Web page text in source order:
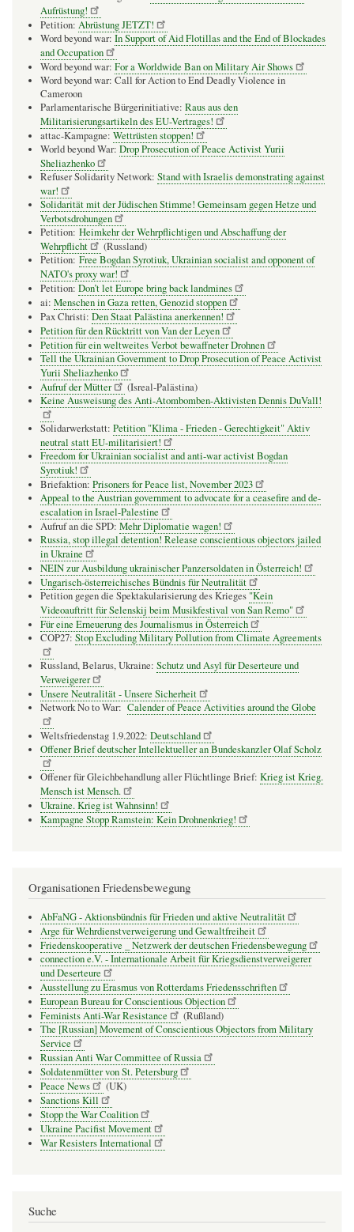
Aufrüstung!
Petition: Abrüstung JETZT!
Word beyond war: In Support of Aid Flotillas and the End of Blockades
and Occupation
Word beyond war: For a Worldwide Ban on Military Air Shows
Word beyond war: Call for Action to End Deadly Violence in
Cameroon
Parlamentarische Bürgerinitiative: Raus aus den
Militarisierungsartikeln des EU-Vertrages!
attac-Kampagne: Wettrüsten stoppen!
World beyond War: Drop Prosecution of Peace Activist Yurii
Sheliazhenko
Refuser Solidarity Network: Stand with Israelis demonstrating against
war!
Solidarität mit der Jüdischen Stimme! Gemeinsam gegen Hetze und
Verbotsdrohungen
Petition: Heimkehr der Wehrpflichtigen und Abschaffung der
Wehrpflicht
(Russland)
Petition: Free Bogdan Syrotiuk, Ukrainian socialist and opponent of
NATO's proxy war!
Petition: Don’t let Europe bring back landmines
ai: Menschen in Gaza retten, Genozid stoppen
Pax Christi: Den Staat Palästina anerkennen!
Petition für den Rücktritt von Van der Leyen
Petition für ein weltweites Verbot bewaffneter Drohnen
Tell the Ukrainian Government to Drop Prosecution of Peace Activist
Yurii Sheliazhenko
Aufruf der Mütter
(Isreal-Palästina)
Keine Ausweisung des Anti-Atombomben-Aktivisten Dennis DuVall!
Solidarwerkstatt: Petition "Klima - Frieden - Gerechtigkeit" Aktiv
neutral statt EU-militarisiert!
Freedom for Ukrainian socialist and anti-war activist Bogdan
Syrotiuk!
Briefaktion: Prisoners for Peace list, November 2023
Appeal to the Austrian government to advocate for a ceasefire and de-
escalation in Israel-Palestine
Aufruf an die SPD: Mehr Diplomatie wagen!
Russia, stop illegal detention! Release conscientious objectors jailed
in Ukraine
NEIN zur Ausbildung ukrainischer Panzersoldaten in Österreich!
Ungarisch-österreichisches Bündnis für Neutralität
Petition gegen die Spektakularisierung des Krieges "Kein
Videoauftritt für Selenskij beim Musikfestival von San Remo"
Für eine Erneuerung des Journalismus in Österreich
COP27: Stop Excluding Military Pollution from Climate Agreements
Russland, Belarus, Ukraine: Schutz und Asyl für Deserteure und
Verweigerer
Unsere Neutralität - Unsere Sicherheit
Network No to War: Calender of Peace Activities around the Globe
Weltsfriedenstag 1.9.2022: Deutschland
Offener Brief deutscher Intellektueller an Bundeskanzler Olaf Scholz
Offener für Gleichbehandlung aller Flüchtlinge Brief: Krieg ist Krieg.
Mensch ist Mensch.
Ukraine. Krieg ist Wahnsinn!
Kampagne Stopp Ramstein: Kein Drohnenkrieg!
Organisationen Friedensbewegung
AbFaNG - Aktionsbündnis für Frieden und aktive Neutralität
Arge für Wehrdienstverweigerung und Gewaltfreiheit
Friedenskooperative _ Netzwerk der deutschen Friedensbewegung
connection e.V. - Inter­na­tio­nale Arbeit für Kriegs­dienst­ver­wei­gerer
und Deser­teure
Ausstellung zu Erasmus von Rotterdams Friedensschriften
European Bureau for Conscientious Objection
Feminists Anti-War Resistance
(Rußland)
The [Russian] Movement of Conscientious Objectors from Military
Service
Russian Anti War Committee of Russia
Soldatenmütter von St. Petersburg
Peace News
(UK)
Sanctions Kill
Stopp the War Coalition
Ukraine Pacifist Movement
War Resisters International
Suche